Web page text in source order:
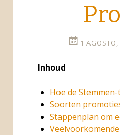
1
Inhoud
Hoe de
Soorten
Stappenplan om